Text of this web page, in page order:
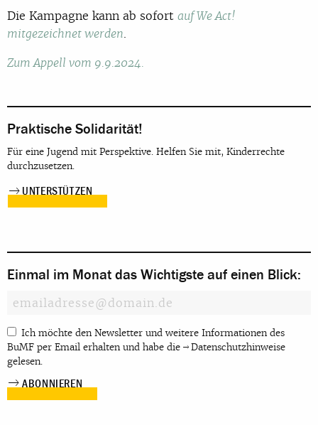
Die Kampagne kann ab sofort auf We Act!
mitgezeichnet werden.
Zum Appell vom 9.9.2024.
Praktische Solidarität!
Für eine Jugend mit Perspektive. Helfen Sie mit, Kinderrechte
durchzusetzen.
UNTERSTÜTZEN
Einmal im Monat das Wichtigste auf einen Blick:
Ich möchte den Newsletter und weitere Informationen des
BuMF per Email erhalten und habe die
Datenschutzhinweise
gelesen.